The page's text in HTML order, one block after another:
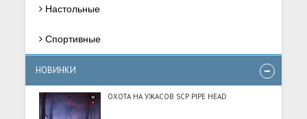
Настольные
Спортивные
НОВИНКИ
ОХОТА НА УЖАСОВ SCP PIPE HEAD